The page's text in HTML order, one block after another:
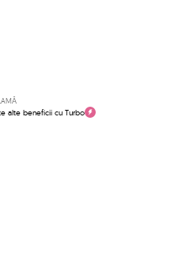
alte beneficii cu Turbo